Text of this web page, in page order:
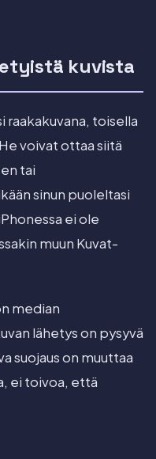
kuvista
raakakuvana, toisella
voivat ottaa siitä
tai
sinun puoleltasi
ei ole
muun Kuvat-
median
lähetys on pysyvä
suojaus on muuttaa
ei toivoa, että